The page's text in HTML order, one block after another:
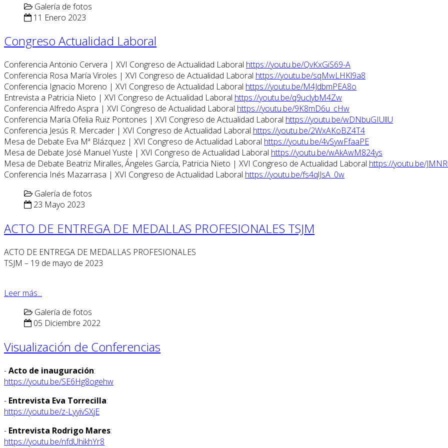
Galería de fotos
11 Enero 2023
Congreso Actualidad Laboral
Conferencia Antonio Cervera | XVI Congreso de Actualidad Laboral https://youtu.be/QvKxGiS69-A
Conferencia Rosa María Viroles | XVI Congreso de Actualidad Laboral https://youtu.be/sqMwLHKl9a8
Conferencia Ignacio Moreno | XVI Congreso de Actualidad Laboral https://youtu.be/M4JdbmPEA8o
Entrevista a Patricia Nieto | XVI Congreso de Actualidad Laboral https://youtu.be/q9uclybM4Zw
Conferencia Alfredo Aspra | XVI Congreso de Actualidad Laboral https://youtu.be/9K8mD6u_cHw
Conferencia María Ofelia Ruiz Pontones | XVI Congreso de Actualidad Laboral https://youtu.be/wDNbuGIUllU
Conferencia Jesús R. Mercader | XVI Congreso de Actualidad Laboral https://youtu.be/2WxAKoBZ4T4
Mesa de Debate Eva Mª Blázquez | XVI Congreso de Actualidad Laboral https://youtu.be/4vSywFfaaPE
Mesa de Debate José Manuel Yuste | XVI Congreso de Actualidad Laboral https://youtu.be/wAkAwM824ys
Mesa de Debate Beatriz Miralles, Ángeles García, Patricia Nieto | XVI Congreso de Actualidad Laboral https://youtu.be/
Conferencia Inés Mazarrasa | XVI Congreso de Actualidad Laboral https://youtu.be/fs4qlJsA_0w
Galería de fotos
23 Mayo 2023
ACTO DE ENTREGA DE MEDALLAS PROFESIONALES TSJM
ACTO DE ENTREGA DE MEDALLAS PROFESIONALES
TSJM – 19 de mayo de 2023
Leer más...
Galería de fotos
05 Diciembre 2022
Visualización de Conferencias
-Acto de inauguración:
https://youtu.be/SE6Hg8ogehw
- Entrevista Eva Torrecilla:
https://youtu.be/z-LyyivSXjE
- Entrevista Rodrigo Mares:
https://youtu.be/nfdUhikhYr8